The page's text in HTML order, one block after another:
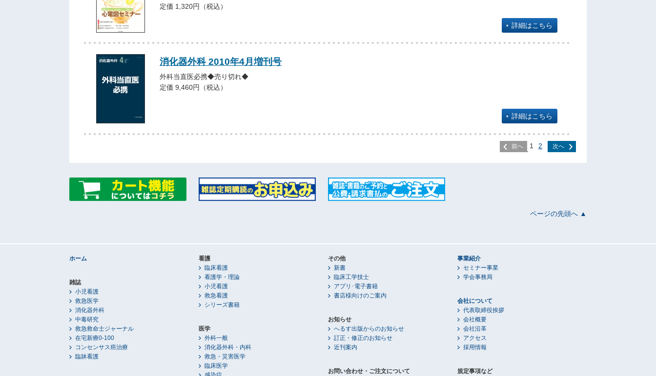
定価 1,320円（税込）
詳細はこちら
消化器外科 2010年4月増刊号
外科当直医必携◆売り切れ◆
定価 9,460円（税込）
詳細はこちら
前へ 1 2 次へ
ページの先頭へ ▲
ホーム
雑誌
小児看護
救急医学
消化器外科
中毒研究
救急救命士ジャーナル
在宅新療0-100
コンセンサス癌治療
臨牀看護
看護
臨床看護
看護学・理論
小児看護
救急看護
シリーズ書籍
医学
外科一般
消化器外科・内科
救急・災害医学
臨床医学
その他
新書
臨床工学技士
アプリ･電子書籍
書店様向けのご案内
お知らせ
へるす出版からのお知らせ
訂正・修正のお知らせ
近刊案内
お問い合わせ・ご注文について
事業紹介
セミナー事業
学会事務局
会社について
代表取締役挨拶
会社概要
会社沿革
アクセス
採用情報
規定事項など